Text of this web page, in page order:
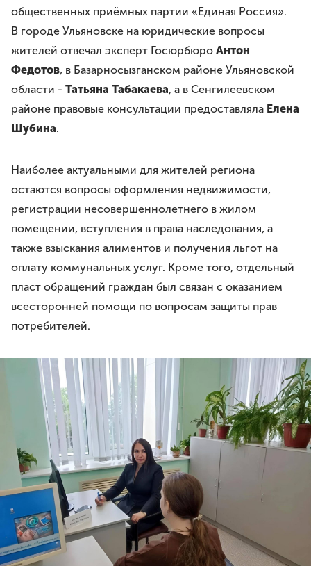
Моя законотворческая инициатива
ПРЕСС-СЛУЖБА
Лента новостей
Буклеты
Видео
Контакты
8 8422 41-48-22
г.Ульяновск, ул.Спасская, д.3
общественных приёмных партии «Единая Россия».
В городе Ульяновске на юридические вопросы
жителей отвечал эксперт Госюрбюро Антон
Федотов, в Базарносызганском районе Ульяновской
области - Татьяна Табакаева, а в Сенгилеевском
районе правовые консультации предоставляла Елена
Шубина.
Наиболее актуальными для жителей региона
остаются вопросы оформления недвижимости,
регистрации несовершеннолетнего в жилом
помещении, вступления в права наследования, а
также взыскания алиментов и получения льгот на
оплату коммунальных услуг. Кроме того, отдельный
пласт обращений граждан был связан с оказанием
всесторонней помощи по вопросам защиты прав
потребителей.